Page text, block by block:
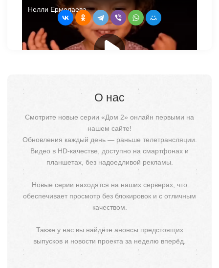
О нас
Смотрите новые серии «Дом 2» онлайн первыми на
нашем сайте!
Обновления каждый день — раньше телетрансляции.
Видео в HD-качестве, доступно на смартфонах и
планшетах, без надоедливой рекламы.
Новые серии находятся на наших серверах, что
обеспечивает просмотр без блокировок и с отличным
качеством.
Также у нас вы найдёте анонсы предстоящих
выпусков и новости проекта за неделю вперёд.